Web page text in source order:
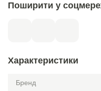
Поширити у
Характеристики
Бренд